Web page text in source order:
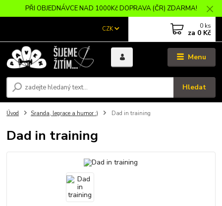
PŘI OBJEDNÁVCE NAD 1000Kč DOPRAVA (ČR) ZDARMA!
Menu
CZK
Hledat
0 ks
za 0 Kč
Úvod Sranda, legrace a humor :) Dad in training
Dad in training